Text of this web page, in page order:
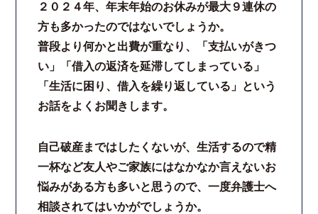
２０２４年、年末年始のお休みが最大９連休の
方も多かったのではないでしょうか。
普段より何かと出費が重なり、「支払いがきつ
い」「借入の返済を延滞してしまっている」
「生活に困り、借入を繰り返している」という
お話をよくお聞きします。
自己破産まではしたくないが、生活するので精
一杯など友人やご家族にはなかなか言えないお
悩みがある方も多いと思うので、一度弁護士へ
相談されてはいかがでしょうか。